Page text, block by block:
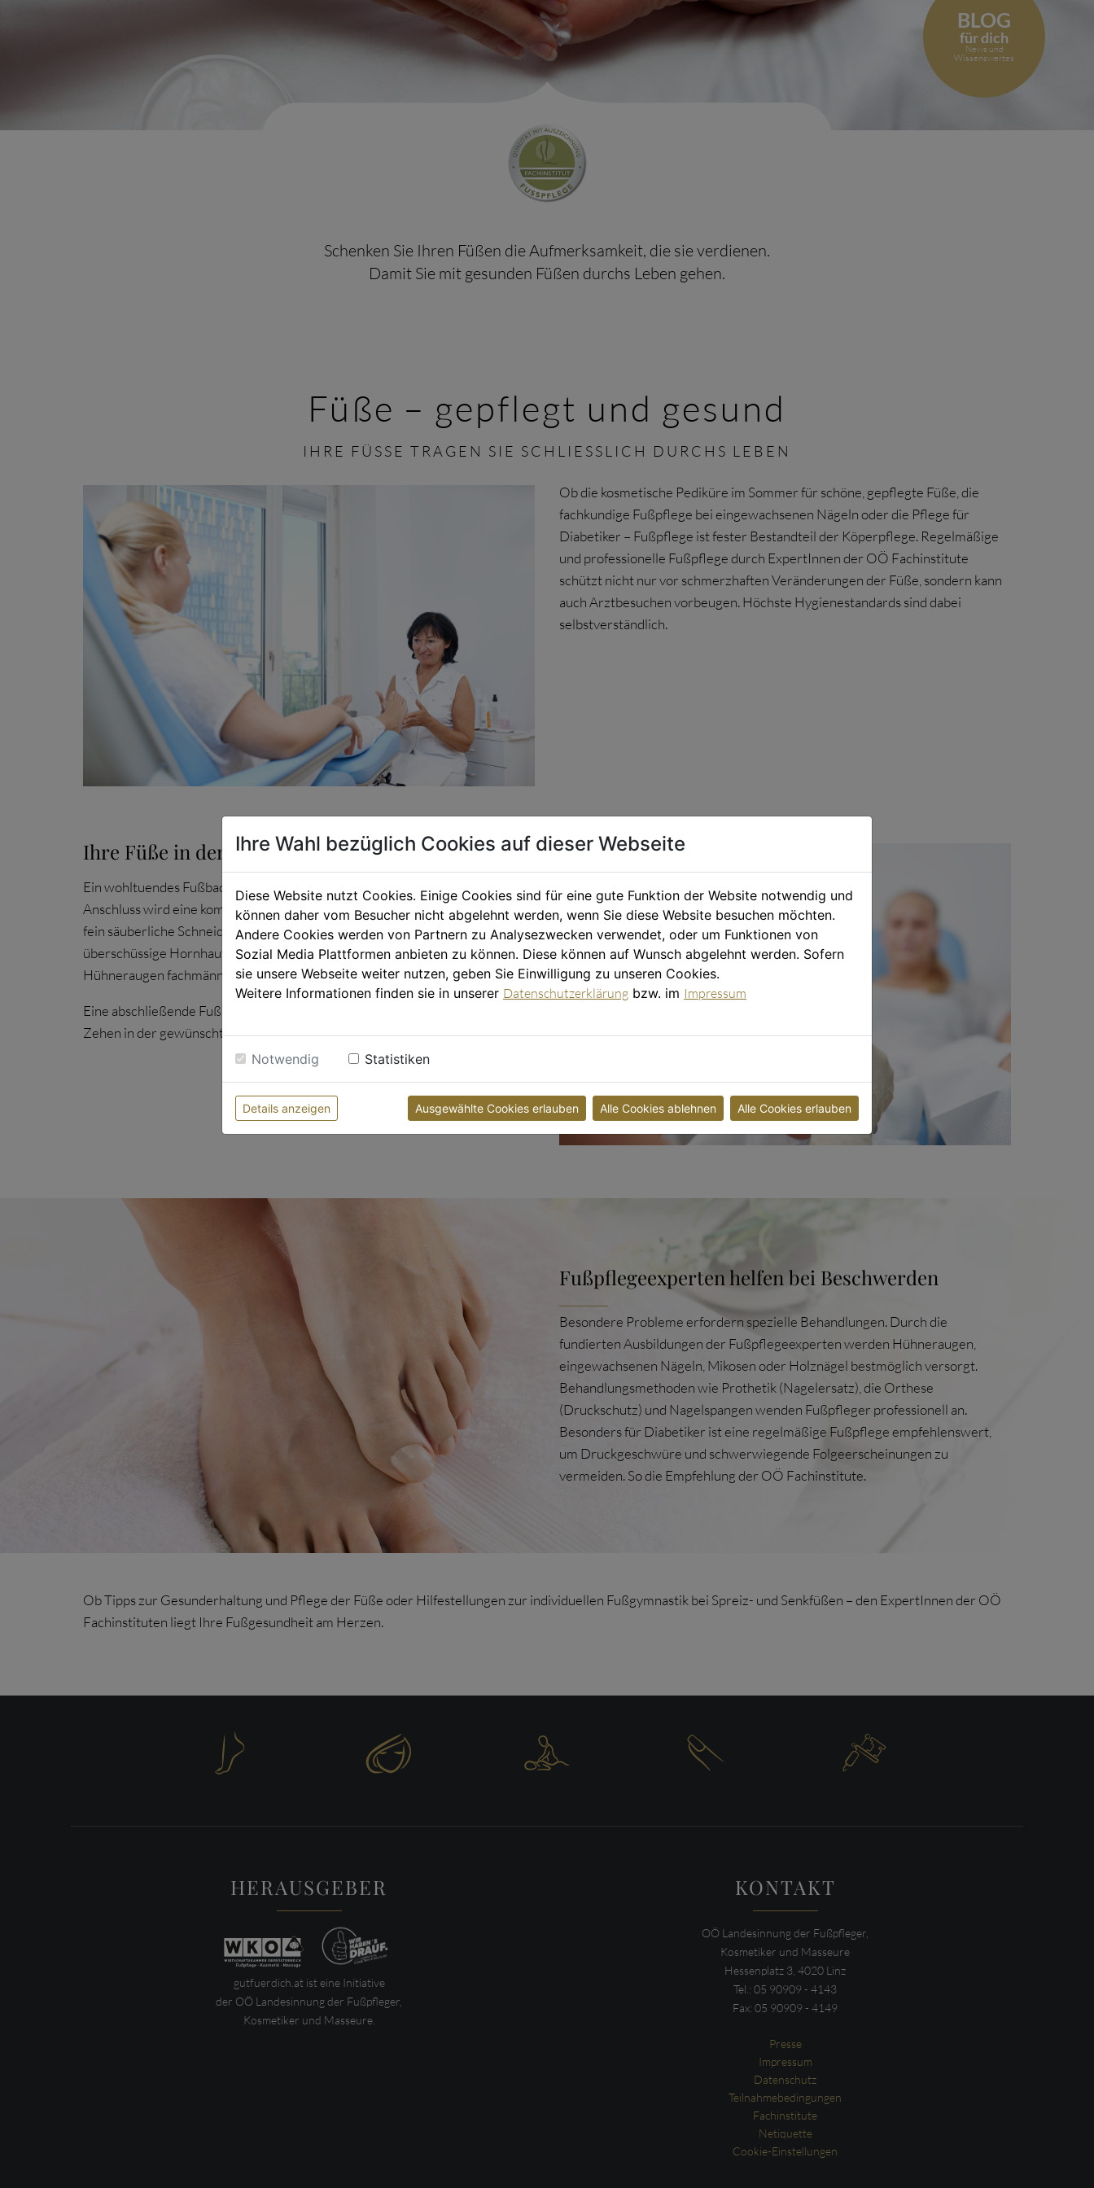
BLOG
für dich
News und
Wissenswertes
Schenken Sie Ihren Füßen die Aufmerksamkeit, die sie verdienen.
Damit Sie mit gesunden Füßen durchs Leben gehen.
Füße – gepflegt und gesund
IHRE FÜSSE TRAGEN SIE SCHLIESSLICH DURCHS LEBEN
Ob die kosmetische Pediküre im Sommer für schöne, gepflegte Füße, die
fachkundige Fußpflege bei eingewachsenen Nägeln oder die Pflege für
Diabetiker – Fußpflege ist fester Bestandteil der Köperpflege. Regelmäßige
und professionelle Fußpflege durch ExpertInnen der OÖ Fachinstitute
schützt nicht nur vor schmerzhaften Veränderungen der Füße, sondern kann
auch Arztbesuchen vorbeugen. Höchste Hygienestandards sind dabei
selbstverständlich.
Ihre Füße in den besten Händen
Ein wohltuendes Fußbad steht am Anfang eines Besuches beim Fußpfleger. Im
Anschluss wird eine kompetente Fußbeurteilung durchgeführt, auf welche das
fein säuberliche Schneiden der Nägel und Nagelhaut folgt. Weiters wird
überschüssige Hornhaut wie Druckstellen, Schwielen, Fersenrisse sowie
Hühneraugen fachmännisch und für den Kunden angenehm entfernt.
Eine abschließende Fußmassage verleiht das Gefühl von Leichtigkeit und die
Zehen in der gewünschten Farbe lackiert runden das Wohlfühl-Programm ab.
Fußpflegeexperten helfen bei Beschwerden
Besondere Probleme erfordern spezielle Behandlungen. Durch die
fundierten Ausbildungen der Fußpflegeexperten werden Hühneraugen,
eingewachsenen Nägeln, Mikosen oder Holznägel bestmöglich versorgt.
Behandlungsmethoden wie Prothetik (Nagelersatz), die Orthese
(Druckschutz) und Nagelspangen wenden Fußpfleger professionell an.
Besonders für Diabetiker ist eine regelmäßige Fußpflege empfehlenswert,
um Druckgeschwüre und schwerwiegende Folgeerscheinungen zu
vermeiden. So die Empfehlung der OÖ Fachinstitute.
Ob Tipps zur Gesunderhaltung und Pflege der Füße oder Hilfestellungen zur individuellen Fußgymnastik bei Spreiz- und Senkfüßen – den ExpertInnen der OÖ
Fachinstituten liegt Ihre Fußgesundheit am Herzen.
    
HERAUSGEBER
gutfuerdich.at ist eine Initiative
der OÖ Landesinnung der Fußpfleger,
Kosmetiker und Masseure.
KONTAKT
OÖ Landesinnung der Fußpfleger,
Kosmetiker und Masseure
Hessenplatz 3, 4020 Linz
Tel.: 05 90909 - 4143
Fax: 05 90909 - 4149
Presse
Impressum
Datenschutz
Teilnahmebedingungen
Fachinstitute
Netiquette
Cookie-Einstellungen
Ihre Wahl bezüglich Cookies auf dieser Webseite
Diese Website nutzt Cookies. Einige Cookies sind für eine gute Funktion der Website notwendig und
können daher vom Besucher nicht abgelehnt werden, wenn Sie diese Website besuchen möchten.
Andere Cookies werden von Partnern zu Analysezwecken verwendet, oder um Funktionen von
Sozial Media Plattformen anbieten zu können. Diese können auf Wunsch abgelehnt werden. Sofern
sie unsere Webseite weiter nutzen, geben Sie Einwilligung zu unseren Cookies.
Weitere Informationen finden sie in unserer Datenschutzerklärung bzw. im Impressum
Notwendig Statistiken
Details anzeigen Ausgewählte Cookies erlauben Alle Cookies ablehnen Alle Cookies erlauben